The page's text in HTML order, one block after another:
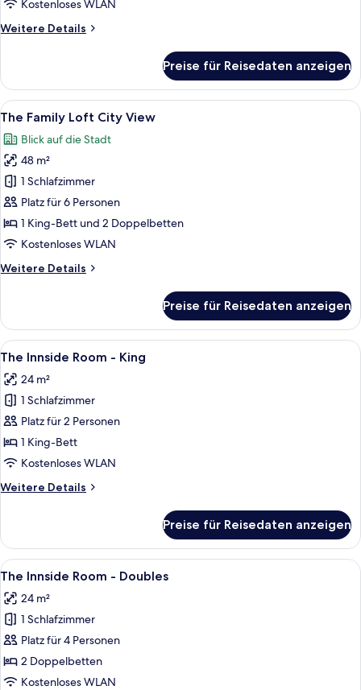
Kostenloses WLAN
Weitere Details
Weitere
Family
Loft
Preise für Reisedaten anzeigen
Alle
Fotos
für
The
Family
Loft
City
View
Ein modernes Hotelzimmer mit
7
The Family Loft City View
Blick auf die Stadt
48 m²
1 Schlafzimmer
Platz für 6 Personen
1 King-Bett und 2 Doppelbetten
Kostenloses WLAN
Weitere Details
Weitere
Family
Loft
City
Preise für Reisedaten anzeigen
Alle
Fotos
für
The
Innside
Room
-
anzeigen
Ein modernes Hotelzimmer mit
8
The Innside Room - King
24 m²
1 Schlafzimmer
Platz für 2 Personen
1 King-Bett
Kostenloses WLAN
Weitere Details
Weitere
Innside
Room
-
Preise für Reisedaten anzeigen
Alle
Fotos
für
The
Innside
Room
-
Ein Hotelzimmer mit einem großen
6
The Innside Room - Doubles
24 m²
1 Schlafzimmer
Platz für 4 Personen
2 Doppelbetten
Kostenloses WLAN